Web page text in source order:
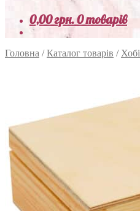
0,00грн.0 товарів
Головна /Каталог товарів / Хобі